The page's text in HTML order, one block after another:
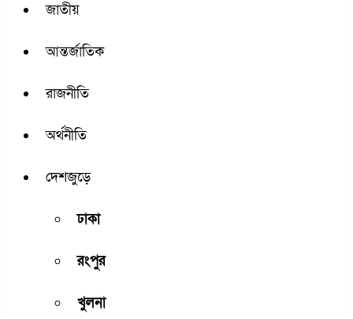
জাতীয়
আন্তর্জাতিক
রাজনীতি
অর্থনীতি
দেশজুড়ে
ঢাকা
রংপুর
খুলনা